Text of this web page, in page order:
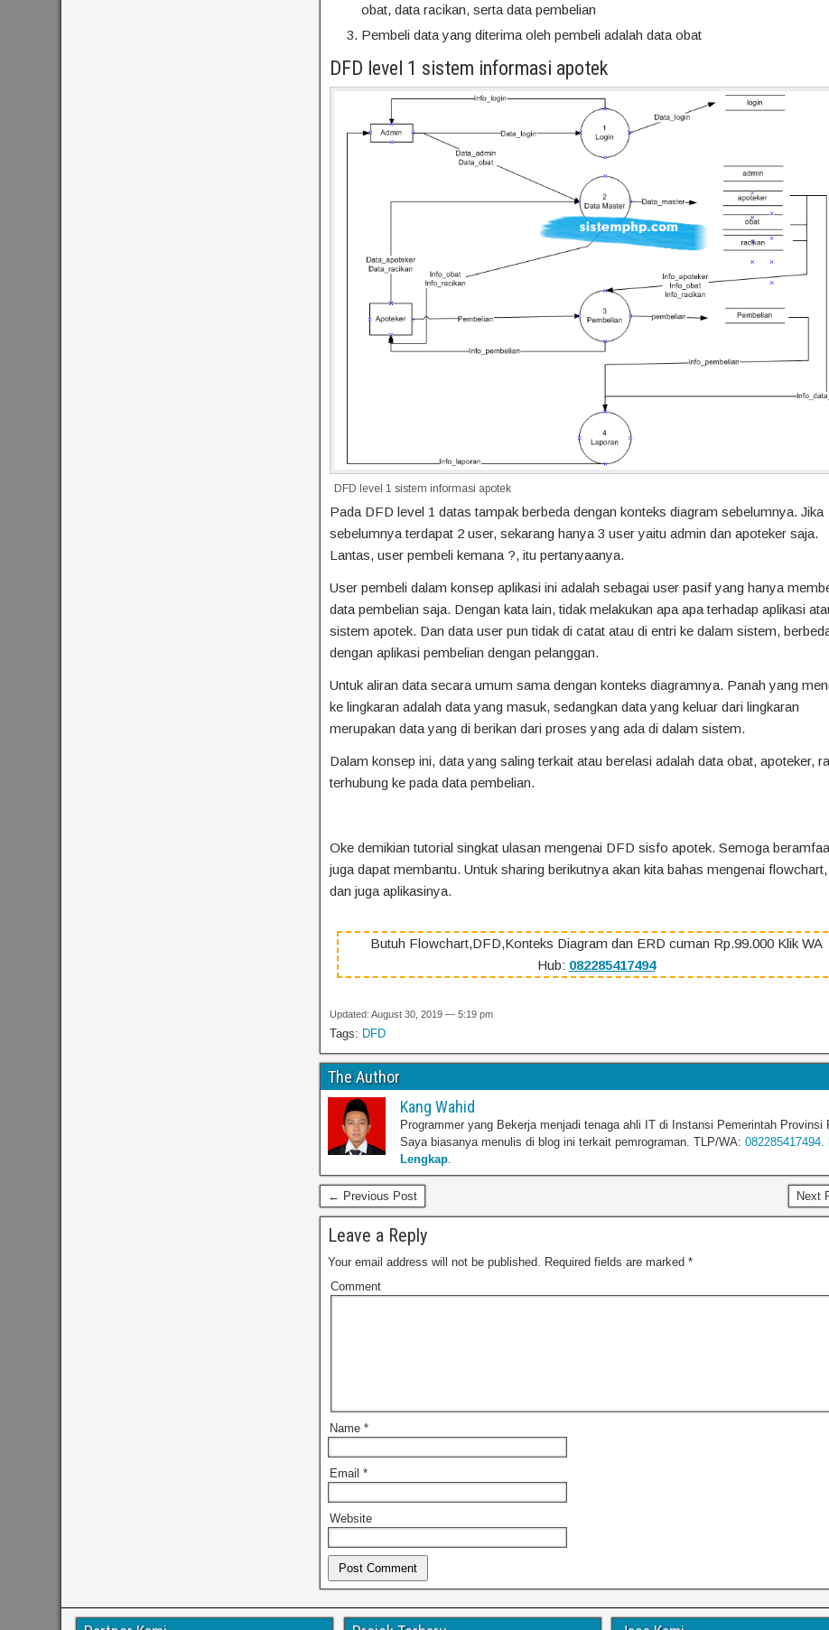
obat, data racikan, serta data pembelian
Pembeli data yang diterima oleh pembeli adalah data obat
DFD level 1 sistem informasi apotek
DFD level 1 sistem informasi apotek
Pada DFD level 1 datas tampak berbeda dengan konteks diagram sebelumnya. Jika
sebelumnya terdapat 2 user, sekarang hanya 3 user yaitu admin dan apoteker saja.
Lantas, user pembeli kemana ?, itu pertanyaanya.
User pembeli dalam konsep aplikasi ini adalah sebagai user pasif yang hanya
data pembelian saja. Dengan kata lain, tidak melakukan apa apa terhadap aplikasi
sistem apotek. Dan data user pun tidak di catat atau di entri ke dalam sistem,
dengan aplikasi pembelian dengan pelanggan.
Untuk aliran data secara umum sama dengan konteks diagramnya. Panah yang
ke lingkaran adalah data yang masuk, sedangkan data yang keluar dari lingkaran
merupakan data yang di berikan dari proses yang ada di dalam sistem.
Dalam konsep ini, data yang saling terkait atau berelasi adalah data obat, apoteker,
terhubung ke pada data pembelian.
Oke demikian tutorial singkat ulasan mengenai DFD sisfo apotek. Semoga
juga dapat membantu. Untuk sharing berikutnya akan kita bahas mengenai
dan juga aplikasinya.
Butuh Flowchart,DFD,Konteks Diagram dan ERD cuman Rp.99.000 Klik WA
Hub: 082285417494
Updated: August 30, 2019 — 5:19 pm
Tags: DFD
The Author
Kang Wahid
Programmer yang Bekerja menjadi tenaga ahli IT di Instansi Pemerintah Provinsi
Saya biasanya menulis di blog ini terkait pemrograman. TLP/WA: 082285417494.
Lengkap.
← Previous Post Next
Leave a Reply
Your email address will not be published. Required fields are marked *
Comment
Name *
Email *
Website